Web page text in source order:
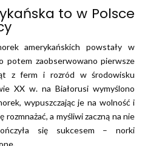
to w Polsce
amerykańskich powstały w
potem zaobserwowano pierwsze
z ferm i rozród w środowisku
XX w. na Białorusi wymyślono
wypuszczając je na wolność i
rozmnażać, a myśliwi zaczną na nie
się sukcesem – norki